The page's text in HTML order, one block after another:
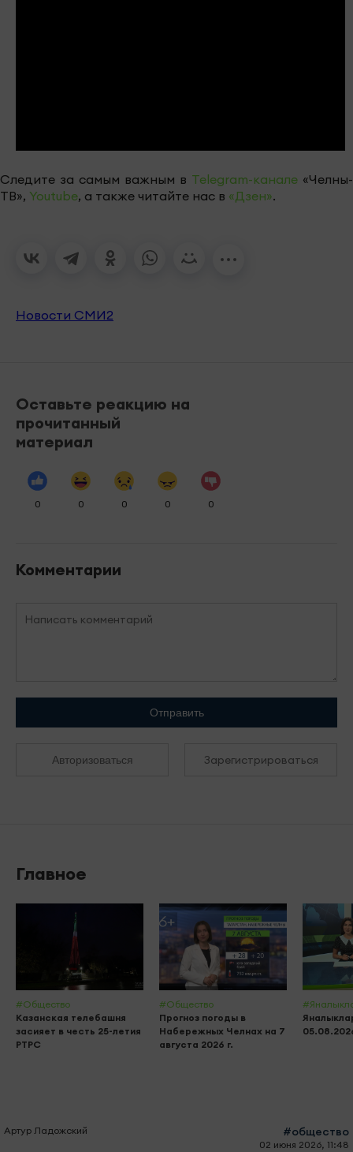
Следите за самым важным в Telegram-канале «Челны-
ТВ», Youtube, а также читайте нас в «Дзен».
Новости СМИ2
Оставьте реакцию на
прочитанный
материал
0 0 0 0 0
Комментарии
Отправить
Авторизоваться Зарегистрироваться
Главное
#Общество
Казанская телебашня
засияет в честь 25-летия
РТРС
#Общество
Прогноз погоды в
Набережных Челнах на 7
августа 2026 г.
Артур Ладожский #общество
02 июня 2026, 11:48